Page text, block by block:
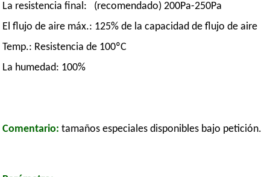
La resistencia final: (recomendado) 200Pa-250Pa
El flujo de aire máx.: 125% de la capacidad de flujo de aire
Temp.: Resistencia de 100ºC
La humedad: 100%
Comentario:tamaños especiales disponibles bajo petición.